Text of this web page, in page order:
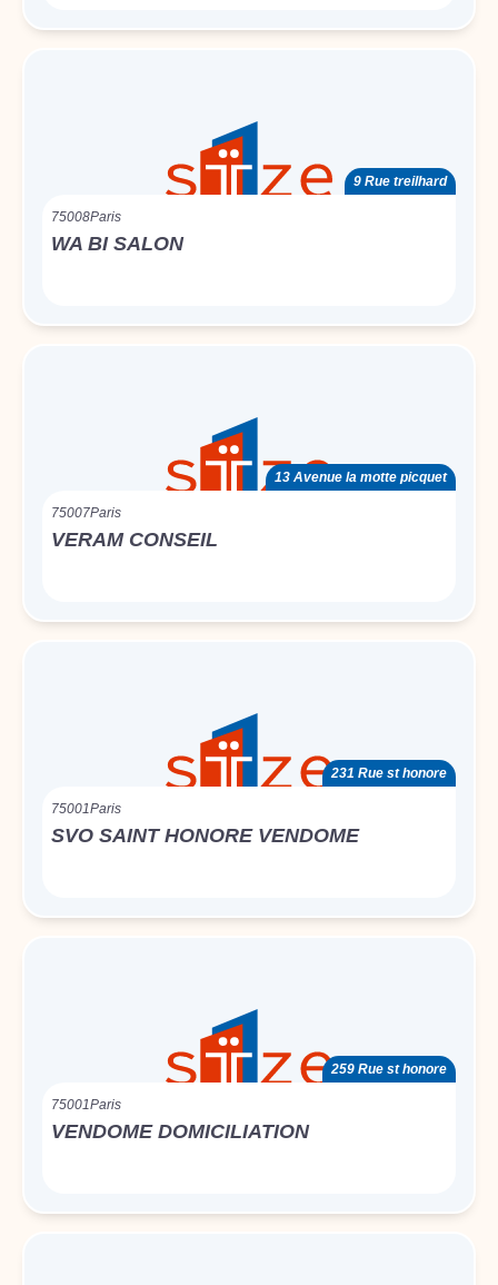
9 Rue treilhard
75008Paris
WA BI SALON
13 Avenue la motte picquet
75007Paris
VERAM CONSEIL
231 Rue st honore
75001Paris
SVO SAINT HONORE VENDOME
259 Rue st honore
75001Paris
VENDOME DOMICILIATION